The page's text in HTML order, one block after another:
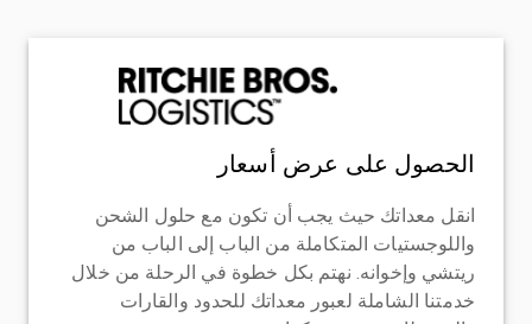
الحصول على عرض أسعار
انقل معداتك حيث يجب أن تكون مع حلول الشحن
واللوجستيات المتكاملة من الباب إلى الباب من
ريتشي وإخوانه. نهتم بكل خطوة في الرحلة من خلال
خدمتنا الشاملة لعبور معداتك للحدود والقارات